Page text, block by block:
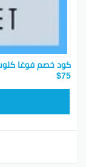
كود خصم فوغا
75$